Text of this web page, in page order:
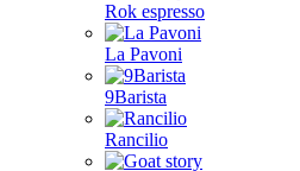
Rok espresso
La Pavoni
9Barista
Rancilio